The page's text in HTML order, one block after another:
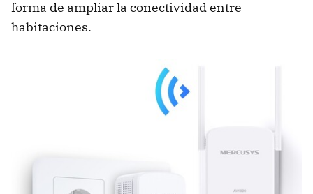
forma de ampliar la conectividad entre
habitaciones.